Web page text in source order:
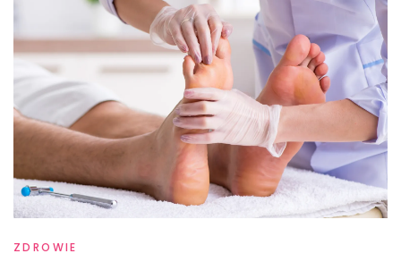
ZDROWIE